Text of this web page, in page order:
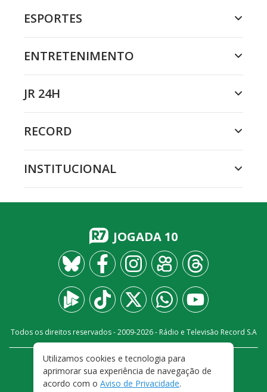
ESPORTES
ENTRETENIMENTO
JR 24H
RECORD
INSTITUCIONAL
JOGADA 10
Todos os direitos reservados - 2009-2026- Rádio e Televisão Record S.A
FALE CONOSCO
PRIVACIDADE
TERMOS E CONDIÇÕES DE USO
Utilizamos cookies e tecnologia para
aprimorar sua experiência de navegação de
acordo com o Aviso de Privacidade.